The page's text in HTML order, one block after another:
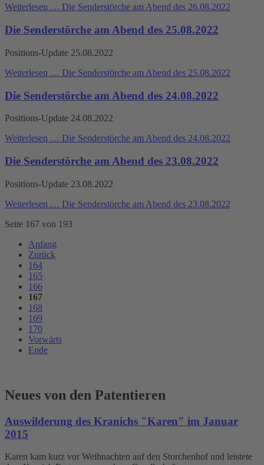
Weiterlesen … Die Senderstörche am Abend des 26.08.2022
Die Senderstörche am Abend des 25.08.2022
Positions-Update 25.08.2022
Weiterlesen … Die Senderstörche am Abend des 25.08.2022
Die Senderstörche am Abend des 24.08.2022
Positions-Update 24.08.2022
Weiterlesen … Die Senderstörche am Abend des 24.08.2022
Die Senderstörche am Abend des 23.08.2022
Positions-Update 23.08.2022
Weiterlesen … Die Senderstörche am Abend des 23.08.2022
Seite 167 von 193
Anfang
Zurück
164
165
166
167
168
169
170
Vorwärts
Ende
Neues von den Patentieren
Auswilderung des Kranichs "Karen" im Januar
2015
Karen kam kurz vor Weihnachten auf den Storchenhof und leistete